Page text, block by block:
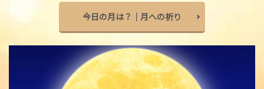
今日の月は？｜月への祈り